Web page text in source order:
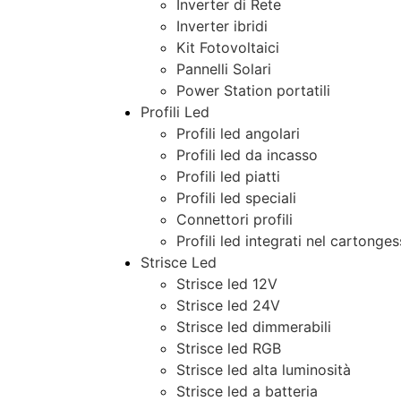
Inverter di Rete
Inverter ibridi
Kit Fotovoltaici
Pannelli Solari
Power Station portatili
Profili Led
Profili led angolari
Profili led da incasso
Profili led piatti
Profili led speciali
Connettori profili
Profili led integrati nel
Strisce Led
Strisce led 12V
Strisce led 24V
Strisce led dimmerabili
Strisce led RGB
Strisce led alta luminosità
Strisce led a batteria